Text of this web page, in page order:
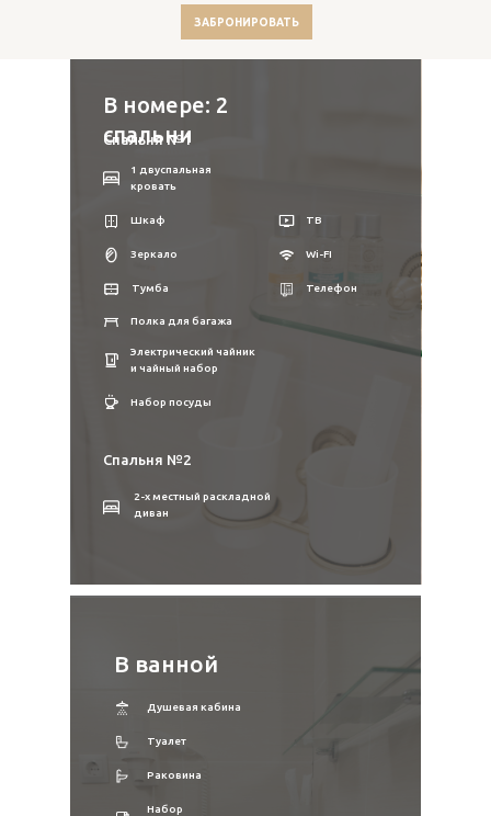
Тумба Телефон
Зеркало Wi-FI
Шкаф ТВ
ЗАБРОНИРОВАТЬ
Душевая кабина
Туалет
Раковина
Набор
В ванной
2-х местный раскладной
диван
1 двуспальная
кровать
Полка для багажа
Электрический чайник
и чайный набор
Набор посуды
В номере: 2
спальни
Спальня №1
Спальня №2